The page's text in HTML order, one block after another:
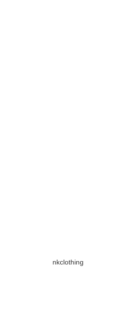
nkclothing